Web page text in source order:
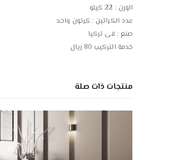
الوزن : 22 كيلو
عدد الكراتين : كرتون واحد
صنع : فى تركيا
خدمة التركيب 80 ريال
منتجات ذات صلة